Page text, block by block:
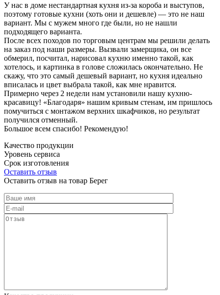
У нас в доме нестандартная кухня из-за короба и выступов,
поэтому готовые кухни (хоть они и дешевле) — это не наш
вариант. Мы с мужем много где были, но не нашли
подходящего варианта.
После всех походов по торговым центрам мы решили делать
на заказ под наши размеры. Вызвали замерщика, он все
обмерил, посчитал, нарисовал кухню именно такой, как
хотелось, и картинка в голове сложилась окончательно. Не
скажу, что это самый дешевый вариант, но кухня идеально
вписалась и цвет выбрала такой, как мне нравится.
Примерно через 2 недели нам установили нашу кухню-
красавицу! «Благодаря» нашим кривым стенам, им пришлось
помучиться с монтажом верхних шкафчиков, но результат
получился отменный.
Большое всем спасибо! Рекомендую!
Качество продукции
Уровень сервиса
Срок изготовления
Оставить отзыв
Оставить отзыв на товар Берег